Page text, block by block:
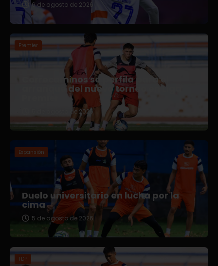
6 de agosto de 2026
Premier
Correcaminos se perfila para el
arranque del nuevo torneo en Liga
5 de agosto de 2026
Expansión
Duelo universitario en lucha por la
cima
5 de agosto de 2026
TDP